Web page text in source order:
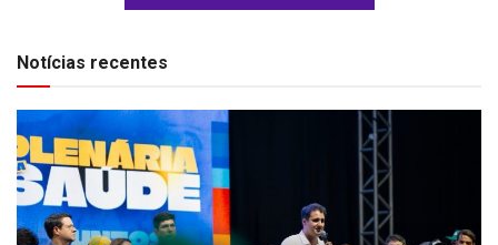
Notícias recentes